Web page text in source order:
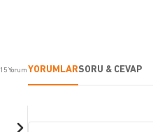
15YorumYORUMLARSORU & CEVAP